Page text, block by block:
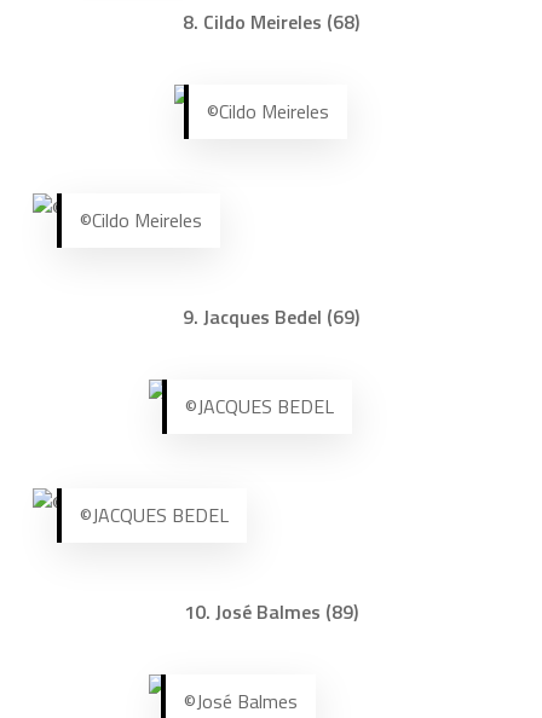
8. Cildo Meireles (68)
©Cildo Meireles
©Cildo Meireles
9. Jacques Bedel (69)
©JACQUES BEDEL
©JACQUES BEDEL
10. José Balmes (89)
©José Balmes